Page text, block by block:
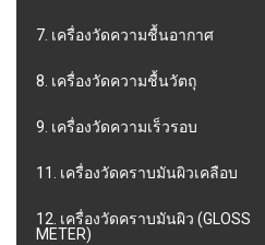
7. เครื่องวัดความชื้นอากาศ
8. เครื่องวัดความชื้นวัตถุ
9. เครื่องวัดความเร็วรอบ
11. เครื่องวัดคราบมันผิวเคลือบ
12. เครื่องวัดคราบมันผิว (GLOSS
METER)